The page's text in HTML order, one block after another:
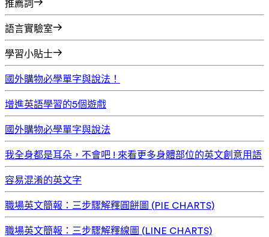
推薦詞
語言實驗室
學習小貼士
國外購物必學單字與說法！
增進英語學習的5個遊戲
國外購物必學單字與說法
我全身都是耳朵，不會吧 ! 來看更多身體部位的英文創意用語
容易混淆的英文字
職場英文簡報：三步驟解釋圓餅圖 (PIE CHARTS)
職場英文簡報：三步驟解釋線圖 (LINE CHARTS)